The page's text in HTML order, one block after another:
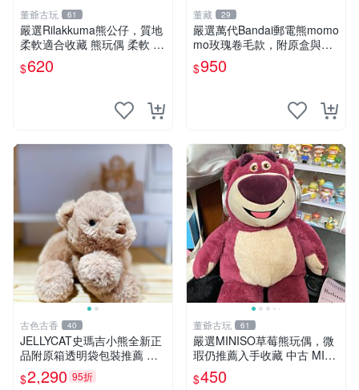
董爺古玩 61
嚴選Rilakkuma熊公仔，質地
柔軟適合收藏 熊玩偶 柔軟 公
仔 收藏
$620
董藏 29
嚴選萬代Bandai郵電熊momo
mo玫瑰卷毛款，附原盒與吊
牌，粉嫩可愛入手即柔軟～
玫瑰卷毛 郵電熊 正品
$950
古色古香 40
JELLYCAT史瑪吉小熊全新正
品附原箱透明袋包裝推薦 透
明袋 包裝盒 史瑪吉小熊
$2,290 95折
董爺古玩 61
嚴選MINISO草莓熊玩偶，微
瑕仍推薦入手收藏 中古 MINI
SO 草莓熊 玩具 收藏
$450